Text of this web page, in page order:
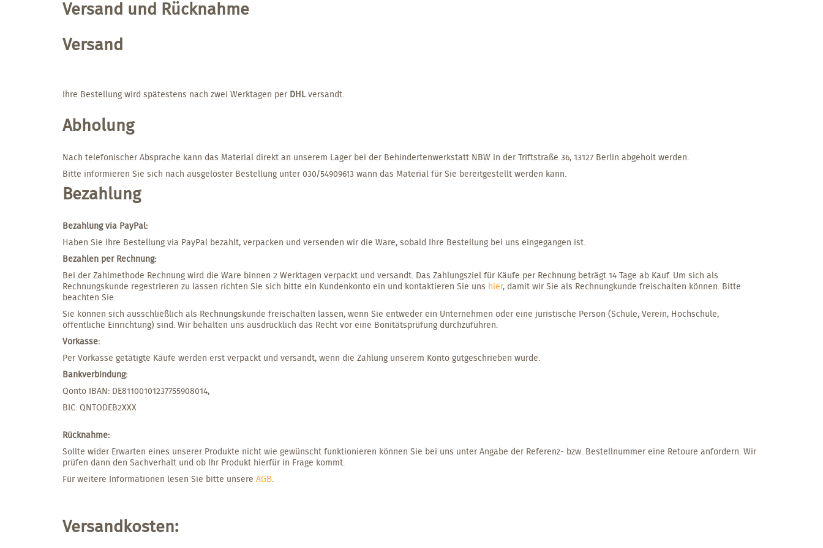
Versand und Rücknahme
Versand
Ihre Bestellung wird spätestens nach zwei Werktagen perDHLversandt.
Abholung
Nach telefonischer Absprache kann das Material direkt an unserem Lager bei der Behindertenwerkstatt NBW in der Triftstraße 36, 13127 Berlin abgeholt werden.
Bitte informieren Sie sich nach ausgelöster Bestellung unter 030/54909613 wann das Material für Sie bereitgestellt werden kann.
Bezahlung
Bezahlung via PayPal:
Haben Sie Ihre Bestellung via PayPal bezahlt, verpacken und versenden wir die Ware, sobald Ihre Bestellung bei uns eingegangen ist.
Bezahlen per Rechnung:
Bei der Zahlmethode Rechnung wird die Ware binnen 2 Werktagen verpackt und versandt. Das Zahlungsziel für Käufe per Rechnung beträgt 14 Tage ab Kauf. Um sich als
Rechnungskunde regestrieren zu lassen richten Sie sich bitte ein Kundenkonto ein und kontaktieren Sie uns hier, damit wir Sie als Rechnungkunde freischalten können. Bitte
beachten Sie:
Sie können sich ausschließlich als Rechnungskunde freischalten lassen, wenn Sie entweder ein Unternehmen oder eine juristische Person (Schule, Verein, Hochschule,
öffentliche Einrichtung) sind. Wir behalten uns ausdrücklich das Recht vor eine Bonitätsprüfung durchzuführen.
Vorkasse:
Per Vorkasse getätigte Käufe werden erst verpackt und versandt, wenn die Zahlung unserem Konto gutgeschrieben wurde.
Bankverbindung:
Qonto IBAN: DE81100101237755908014,
BIC: QNTODEB2XXX
Rücknahme:
Sollte wider Erwarten eines unserer Produkte nicht wie gewünscht funktionieren können Sie bei uns unter Angabe der Referenz- bzw. Bestellnummer eine Retoure anfordern. Wir
prüfen dann den Sachverhalt und ob Ihr Produkt hierfür in Frage kommt.
Für weitere Informationen lesen Sie bitte unsere AGB.
Versandkosten: